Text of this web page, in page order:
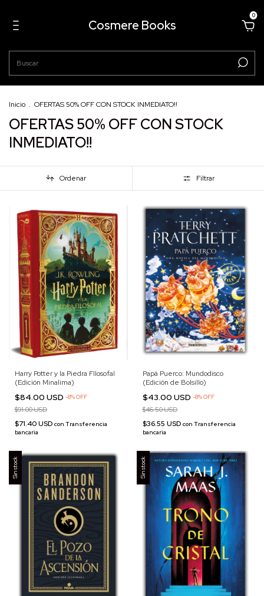
Cosmere Books
0
Inicio . OFERTAS 50% OFF CON STOCK INMEDIATO!!
OFERTAS 50% OFF CON STOCK
INMEDIATO!!
Ordenar Filtrar
Harry Potter y la Piedra FIlosofal
(Edición Minalima)
$84.00 USD -8%OFF
$91.00 USD
$71.40 USD con Transferencia
bancaria
Papá Puerco: Mundodisco
(Edición de Bolsillo)
$43.00 USD -8%OFF
$46.50 USD
$36.55 USD con Transferencia
bancaria
Sin stock Sin stock